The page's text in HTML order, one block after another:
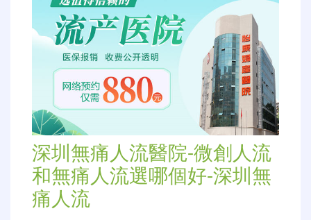
深圳無痛人流醫院-微創人流
和無痛人流選哪個好-深圳無
痛人流